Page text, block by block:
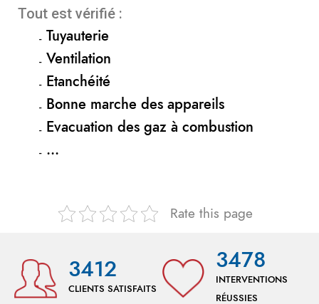
Tout est vérifié :
Tuyauterie
Ventilation
Etanchéité
Bonne marche des appareils
Evacuation des gaz à combustion
…
Rate this page
3412
CLIENTS SATISFAITS
3478
INTERVENTIONS
RÉUSSIES